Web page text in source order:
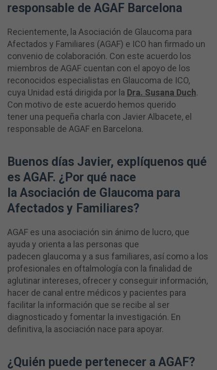
responsable de AGAF Barcelona
Recientemente, la Asociación de Glaucoma para
Afectados y Familiares (AGAF) e ICO han firmado un
convenio de colaboración. Con este acuerdo los
miembros de AGAF cuentan con el apoyo de los
reconocidos especialistas en Glaucoma de ICO,
cuya Unidad está dirigida por la Dra. Susana Duch.
Con motivo de este acuerdo hemos querido
tener una pequeña charla con Javier Albacete, el
responsable de AGAF en Barcelona.
Buenos días Javier, explíquenos qué
es AGAF. ¿Por qué nace
la Asociación de Glaucoma para
Afectados y Familiares?
AGAF es una asociación sin ánimo de lucro, que
ayuda y orienta a las personas que
padecen glaucoma y a sus familiares, así como a los
profesionales en oftalmología con la finalidad de
aglutinar intereses, ofrecer y conseguir información,
hacer de canal entre médicos y pacientes para
facilitar la información que se recibe al ser
diagnosticado y fomentar la investigación. En
definitiva, la asociación nace para apoyar.
¿Quién puede pertenecer a AGAF?